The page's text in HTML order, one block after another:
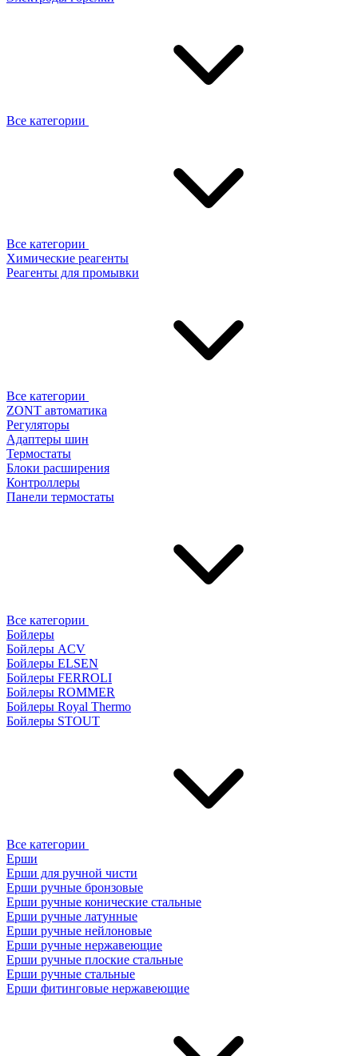
Все категории
Все категории
Химические реагенты
Реагенты для промывки
Все категории
ZONT автоматика
Регуляторы
Адаптеры шин
Термостаты
Блоки расширения
Контроллеры
Панели термостаты
Все категории
Бойлеры
Бойлеры ACV
Бойлеры ELSEN
Бойлеры FERROLI
Бойлеры ROMMER
Бойлеры Royal Thermo
Бойлеры STOUT
Все категории
Ерши
Ерши для ручной чисти
Ерши ручные бронзовые
Ерши ручные конические стальные
Ерши ручные латунные
Ерши ручные нейлоновые
Ерши ручные нержавеющие
Ерши ручные плоские стальные
Ерши ручные стальные
Ерши фитинговые нержавеющие